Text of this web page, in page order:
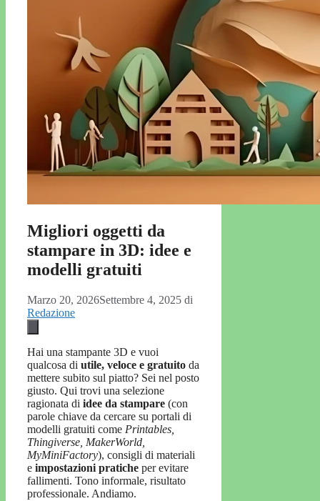
Migliori oggetti da
stampare in 3D: idee e
modelli gratuiti
Marzo 20, 2026Settembre 4, 2025 di
Redazione
Hai una stampante 3D e vuoi
qualcosa di utile, veloce e gratuito da
mettere subito sul piatto? Sei nel posto
giusto. Qui trovi una selezione
ragionata di idee da stampare (con
parole chiave da cercare su portali di
modelli gratuiti come Printables,
Thingiverse, MakerWorld,
MyMiniFactory), consigli di materiali
e impostazioni pratiche per evitare
fallimenti. Tono informale, risultato
professionale. Andiamo.